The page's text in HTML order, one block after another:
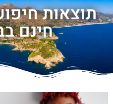
תוצאות
חינם